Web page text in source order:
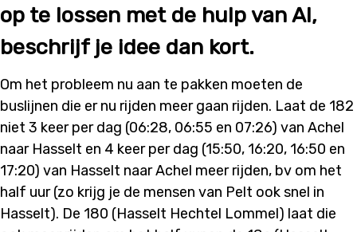
op te lossen met de hulp van AI,
beschrijf je idee dan kort.
Om het probleem nu aan te pakken moeten de
buslijnen die er nu rijden meer gaan rijden. Laat de 182
niet 3 keer per dag (06:28, 06:55 en 07:26) van Achel
naar Hasselt en 4 keer per dag (15:50, 16:20, 16:50 en
17:20) van Hasselt naar Achel meer rijden, bv om het
half uur (zo krijg je de mensen van Pelt ook snel in
Hasselt). De 180 (Hasselt Hechtel Lommel) laat die